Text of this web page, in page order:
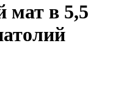
мат в 5,5